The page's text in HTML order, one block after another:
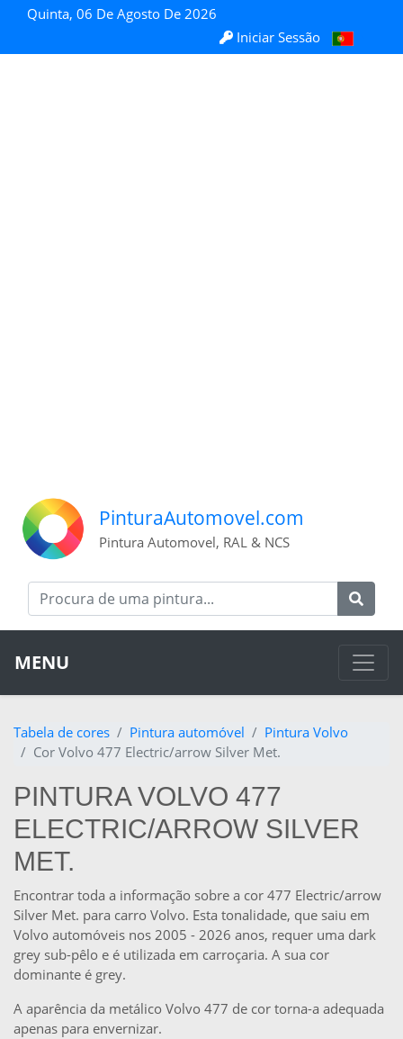
Quinta, 06 De Agosto De 2026
Iniciar Sessão
PinturaAutomovel.com
Pintura Automovel, RAL & NCS
MENU
Tabela de cores Pintura automóvel
Pintura Volvo
Cor Volvo 477 Electric/arrow Silver Met.
PINTURA VOLVO 477
ELECTRIC/ARROW SILVER
MET.
Encontrar toda a informação sobre a cor 477 Electric/arrow
Silver Met. para carro Volvo. Esta tonalidade, que saiu em
Volvo automóveis nos 2005 - 2026 anos, requer uma dark
grey sub-pêlo e é utilizada em carroçaria. A sua cor
dominante é grey.
A aparência da metálico Volvo 477 de cor torna-a adequada
apenas para envernizar.